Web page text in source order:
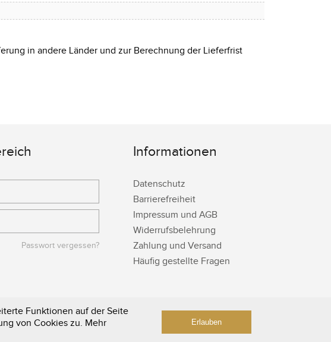
in andere Länder und zur Berechnung der Lieferfrist
Passwort vergessen?
Informationen
Datenschutz
Barrierefreiheit
Impressum und AGB
Widerrufsbelehrung
Zahlung und Versand
Häufig gestellte Fragen
Funktionen auf der Seite
von Cookies zu. Mehr
Erlauben